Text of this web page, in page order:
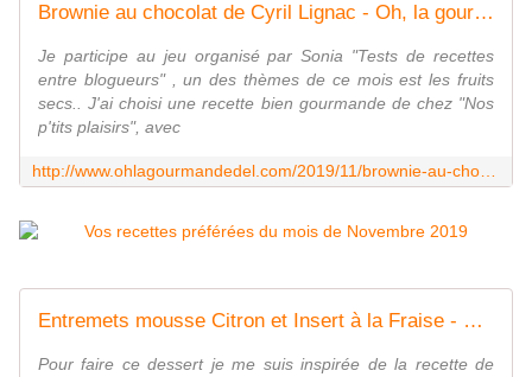
Brownie au chocolat de Cyril Lignac - Oh, la gourmande..
Je participe au jeu organisé par Sonia "Tests de recettes
entre blogueurs" , un des thèmes de ce mois est les fruits
secs.. J'ai choisi une recette bien gourmande de chez "Nos
p'tits plaisirs", avec
Entremets mousse Citron et Insert à la Fraise - Oh, la gourmande..
Pour faire ce dessert je me suis inspirée de la recette de